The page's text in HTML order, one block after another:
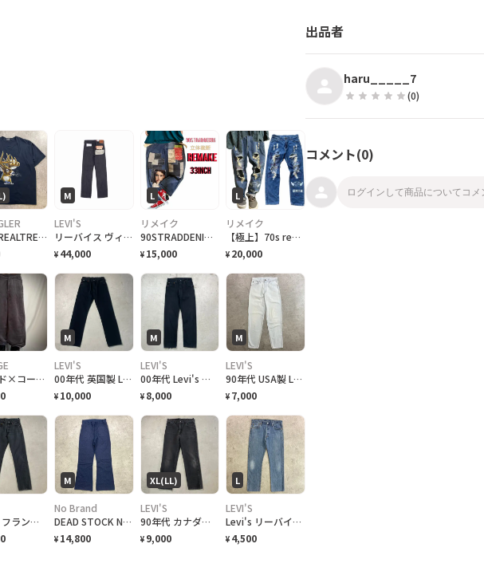
Team REALTREE 鹿 シカ アニマルプリントTシャツ メンズXL 古着 月 ムーン リアルツリー 黒色
M
LEVI'S
リーバイス ヴィンテージ クロージング 1947 501® ジーンズ オーガニック "リジッド"
¥ 44,000
L
リメイク
90STRADDENIM 立体裁断 REMAKE 33INCH パッチアートガール
¥ 15,000
L
リメイク
【極上】70s remake グランジデニム極希少CJ sczzip 32インチ
¥ 20,000
【ワイド×コーデュロイが最高】ワイドデニムパンツ アメカジ シティーボーイ y2k
M
LEVI'S
00年代 英国製 Levi's ユーロリーバイス 501 ブラックデニムパンツ ストレート メンズW29 古着 00s ヴィンテージ VINTAGE 後染め UK製 ブラック 黒色
¥ 10,000
M
LEVI'S
00年代 Levi's ユーロリーバイス 501 ブラック デニムパンツ メンズW32 古着 00s ヴィンテージ VINTAGE Y2K ジーンズ ブラック 黒
¥ 8,000
M
LEVI'S
90年代 USA製 Levi's リーバイス 550 テーパード ワイドデニムパンツ メンズW32 古着 90s ヴィンテージ VINTAGE アメカジ アイスブルー
¥ 7,000
90年代 フランス製 Levi's ユーロリーバイス 501 ブラックデニムパンツ ストレート メンズW29 レディース 古着 90s 1996 ビンテージ ヴィンテージ フェードブラック 黒 後染め
M
No Brand
DEAD STOCK NOS 88年納品 U.S.NAVY 米軍実品 デニムセーラーパンツ メンズW32 古着 80年代 80s VINTAGE ヴィンテージ フレアパンツ ベルボトム デッドストック ダークネイビー 紺色
¥ 14,800
XL(LL)
LEVI'S
90年代 カナダ製 Levi's リーバイス 516 ブラックデニムパンツ ストレート メンズW36 古着 90s ヴィンテージ VINTAGE 後染め グレーデニム フェードブラック 黒
¥ 9,000
L
LEVI'S
Levi's リーバイス 501 ストレート デニムパンツ メンズW33相当 古着 アメカジ 青色
¥ 4,500
出品者
haru_____7
star star star star star(0)
コメント(0)